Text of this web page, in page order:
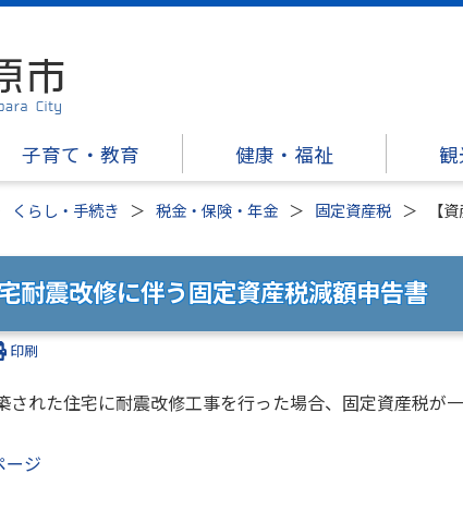
子育て・教育 健康・福祉
くらし・手続き 税金・保険・年金 固定資産税 【
耐震改修に伴う固定資産税減額申告書
印刷
された住宅に耐震改修工事を行った場合、固定資産税が
ージ